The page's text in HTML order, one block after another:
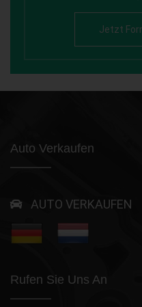
Jetzt
Auto Verkaufen
AUTO VERKAUFEN
Rufen Sie Uns An